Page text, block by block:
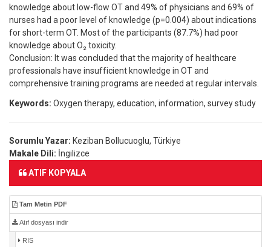
knowledge about low-flow OT and 49% of physicians and 69% of
nurses had a poor level of knowledge (p=0.004) about indications
for short-term OT. Most of the participants (87.7%) had poor
knowledge about O₂ toxicity.
Conclusion: It was concluded that the majority of healthcare
professionals have insufficient knowledge in OT and
comprehensive training programs are needed at regular intervals.
Keywords: Oxygen therapy, education, information, survey study
Sorumlu Yazar: Keziban Bollucuoglu, Türkiye
Makale Dili: İngilizce
ATIF KOPYALA
Tam Metin PDF
Atıf dosyası indir
RIS